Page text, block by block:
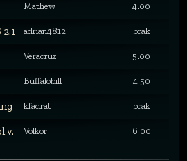
Mathew 4.00
adrian4812 brak
Veracruz 5.00
Buffalobill 4.50
kfadrat brak
v.
Volkor 6.00